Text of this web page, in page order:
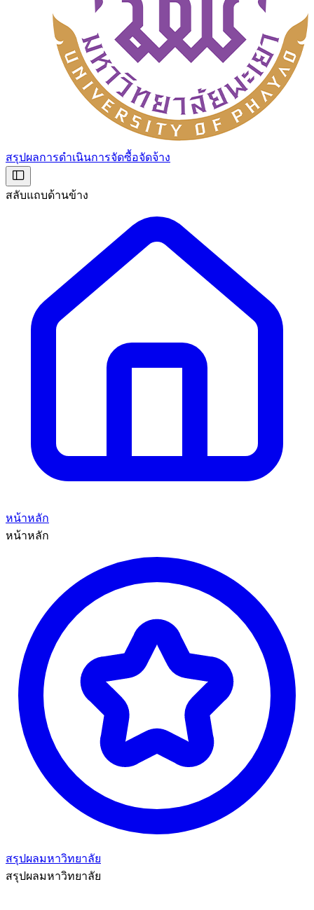
สรุปผลการดำเนินการจัดซื้อจัดจ้าง
สลับแถบด้านข้าง
หน้าหลัก
หน้าหลัก
สรุปผลมหาวิทยาลัย
สรุปผลมหาวิทยาลัย